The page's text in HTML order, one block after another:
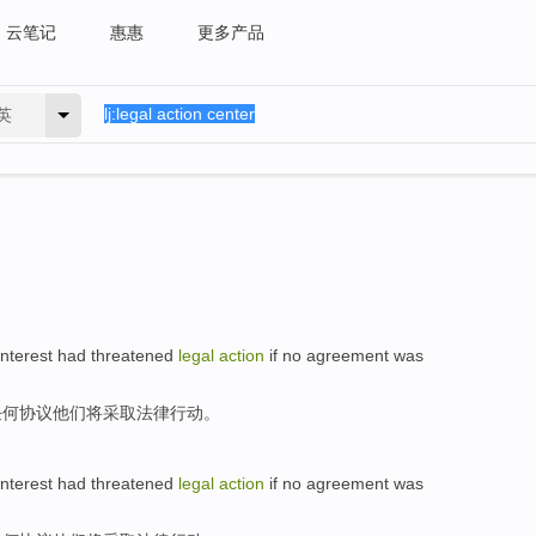
云笔记 惠惠 更多产品
had threatened legal action if no agreement was
协议他们将采取法律行动。
had threatened legal action if no agreement was